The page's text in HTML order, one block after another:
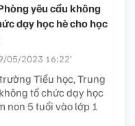
yêu cầu không
dạy học hè cho học
05/2023 16:22’
Tiểu học, Trung
tổ chức dạy học
non 5 tuổi vào lớp 1